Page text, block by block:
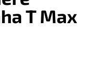
T Max